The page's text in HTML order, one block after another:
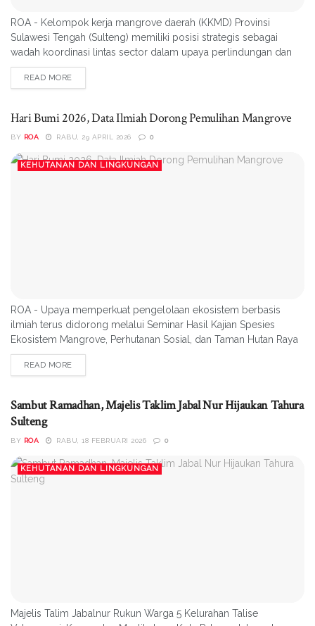
ROA - Kelompok kerja mangrove daerah (KKMD) Provinsi
Sulawesi Tengah (Sulteng) memiliki posisi strategis sebagai
wadah koordinasi lintas sector dalam upaya perlindungan dan
pengelolaan ekosistem mangrove. Hal itu disampaikan Dekan
Fakultas Kehutanan Universitas Tadulako sekaligus ketua KKMD
kegiatan rapat koordinasi KKMD Hotel Best Western Palu.
READ MORE
Hari Bumi 2026, Data Ilmiah Dorong Pemulihan Mangrove
BY ROA RABU, 29 APRIL 2026 0
KEHUTANAN DAN LINGKUNGAN
ROA - Upaya memperkuat pengelolaan ekosistem berbasis
ilmiah terus didorong melalui Seminar Hasil Kajian Spesies
Ekosistem Mangrove, Perhutanan Sosial, dan Taman Hutan Raya
(Tahura) Sulawesi Tengah yang digelar di Gedung Serbaguna
Fakultas Kehutanan Universitas Tadulako (Untad), Selasa
antara praktisi, akademisi, serta para pemangku...
READ MORE
Sambut Ramadhan, Majelis Taklim Jabal Nur Hijaukan Tahura
Sulteng
BY ROA RABU, 18 FEBRUARI 2026 0
KEHUTANAN DAN LINGKUNGAN
Majelis Talim Jabalnur Rukun Warga 5 Kelurahan Talise